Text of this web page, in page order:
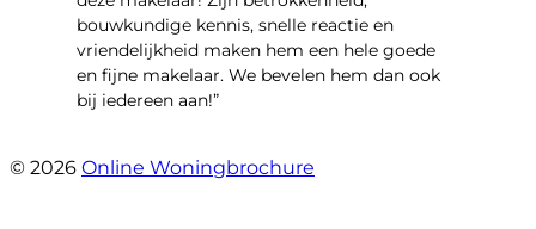
bouwkundige kennis, snelle reactie en
vriendelijkheid maken hem een hele goede
en fijne makelaar. We bevelen hem dan ook
bij iedereen aan!”
© 2026 Online Woningbrochure